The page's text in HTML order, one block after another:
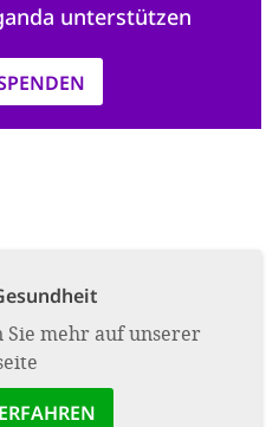
unterstützen
Sie mehr auf unserer